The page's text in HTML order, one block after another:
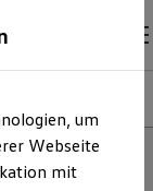
um
Webseite
mit